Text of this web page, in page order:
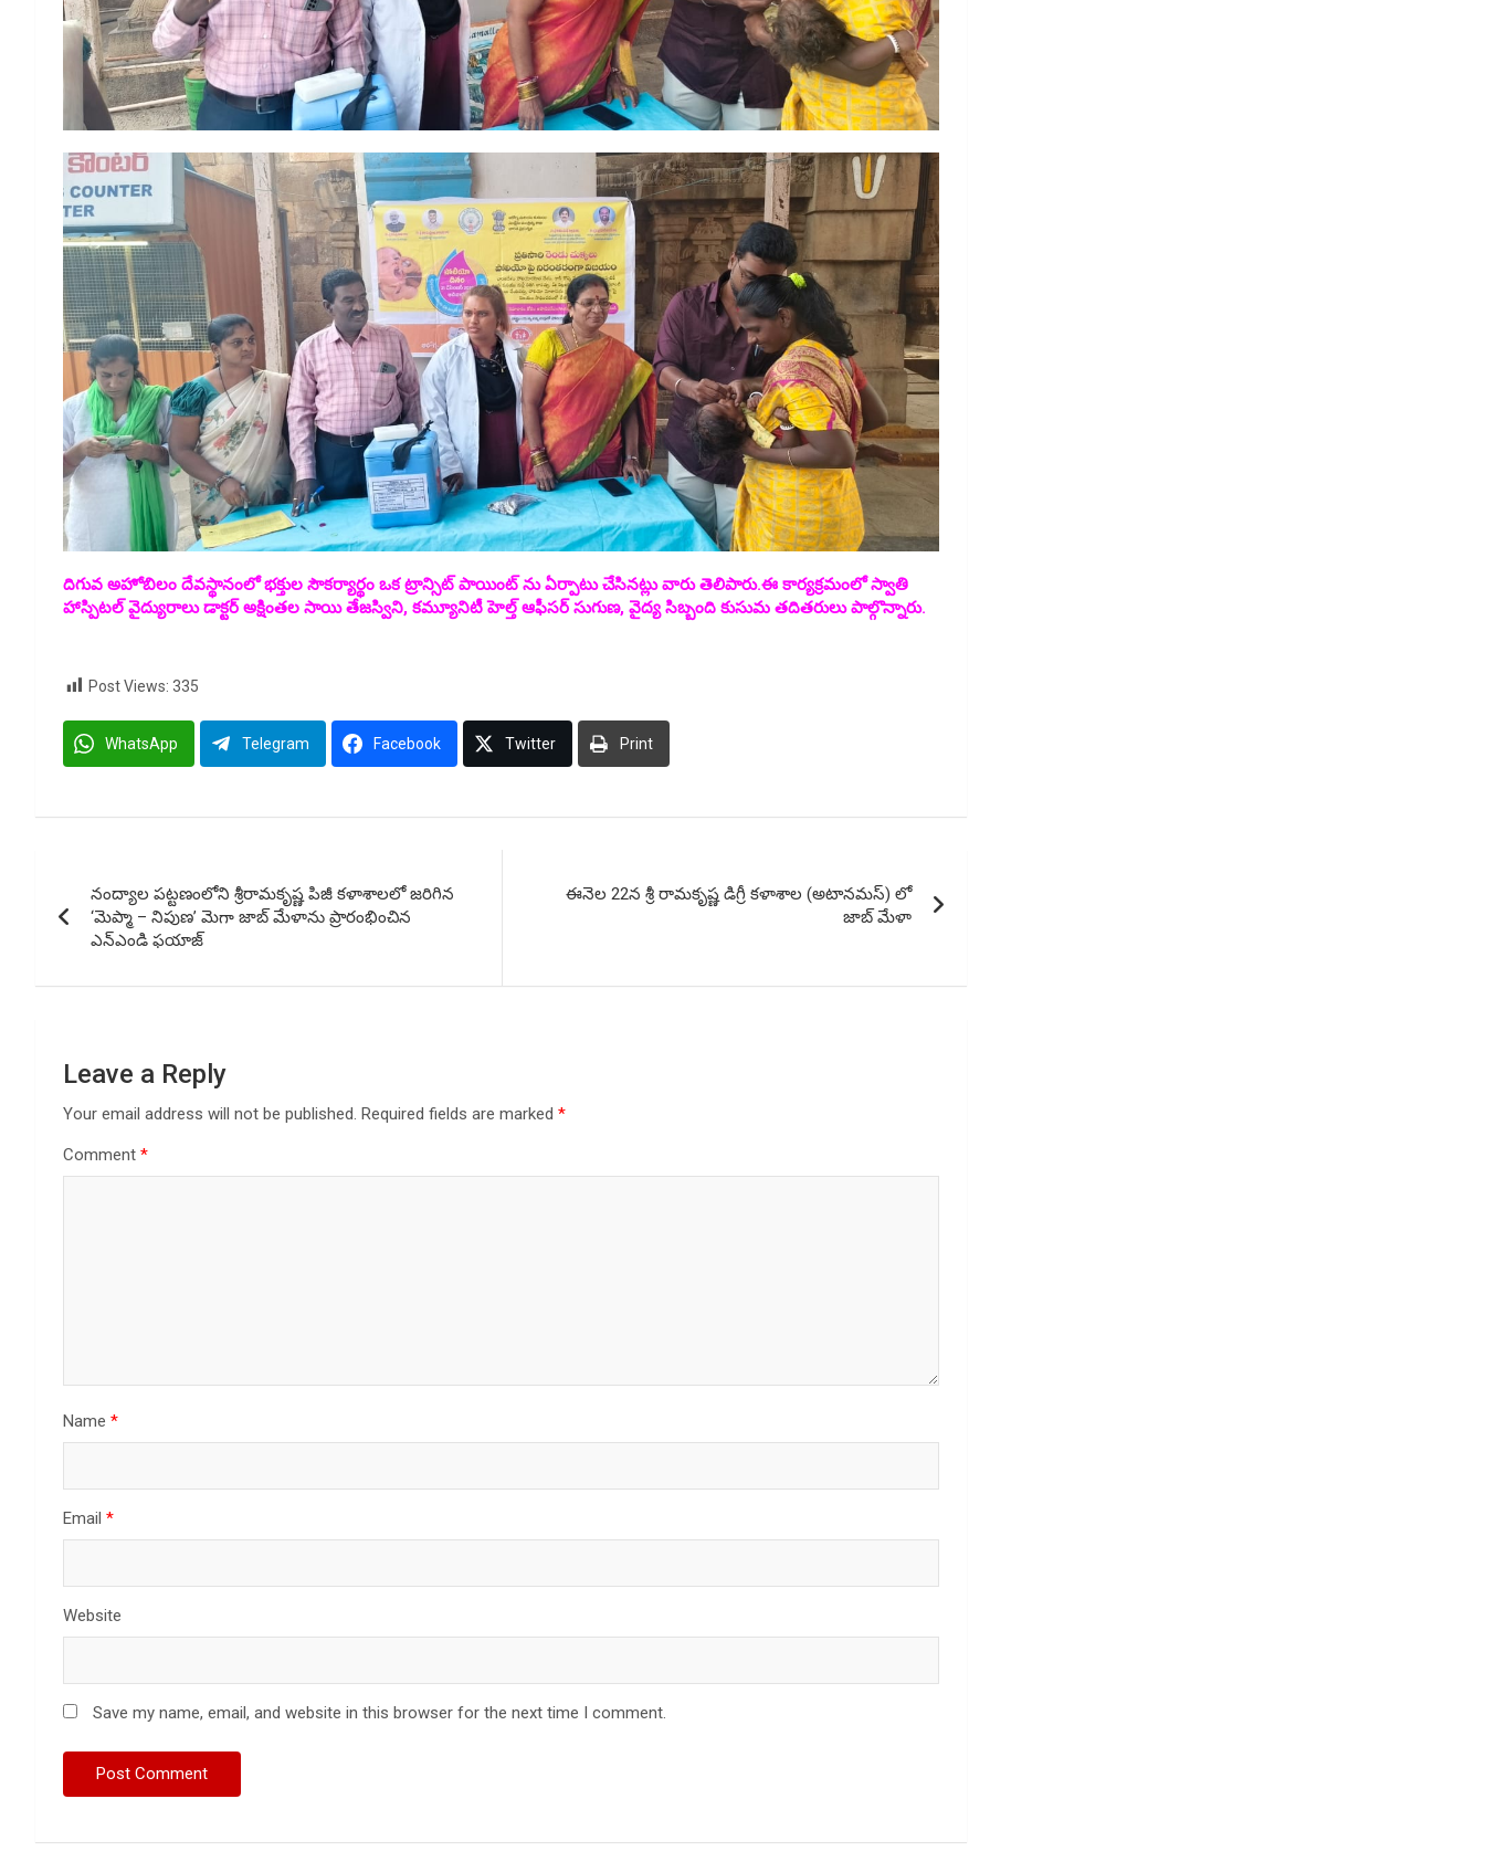
దిగువ అహోబిలం దేవస్థానంలో భక్తుల సౌకర్యార్థం ఒక ట్రాన్సిట్ పాయింట్ ను ఏర్పాటు చేసినట్లు వారు తెలిపారు.ఈ కార్యక్రమంలో స్వాతి
హాస్పిటల్ వైద్యురాలు డాక్టర్ అక్షింతల సాయి తేజస్విని, కమ్యూనిటీ హెల్త్ ఆఫీసర్ సుగుణ, వైద్య సిబ్బంది కుసుమ తదితరులు పాల్గొన్నారు.
Post Views: 335
WhatsApp Telegram Facebook Twitter Print
navigation
నంద్యాల పట్టణంలోని శ్రీరామకృష్ణ పిజీ కళాశాలలో జరిగిన
‘మెప్మా – నిపుణ’ మెగా జాబ్ మేళాను ప్రారంభించిన
ఎన్ఎండి ఫయాజ్
ఈనెల 22న శ్రీ రామకృష్ణ డిగ్రీ కళాశాల (అటానమస్) లో
జాబ్ మేళా
Leave a Reply
Your email address will not be published. Required fields are marked *
Comment *
Name *
Email *
Website
Save my name, email, and website in this browser for the next time I comment.